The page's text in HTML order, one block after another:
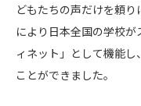
どもたちの声だけを頼
により日本全国の学校
ィネット」として機能
ことができました。